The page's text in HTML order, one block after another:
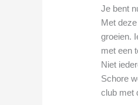
Je bent
Met
groeien.
met een
Niet
Schore
club met